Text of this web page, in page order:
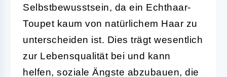
Selbstbewusstsein, da ein Echthaar-
Toupet kaum von natürlichem Haar zu
unterscheiden ist. Dies trägt wesentlich
zur Lebensqualität bei und kann
helfen, soziale Ängste abzubauen, die